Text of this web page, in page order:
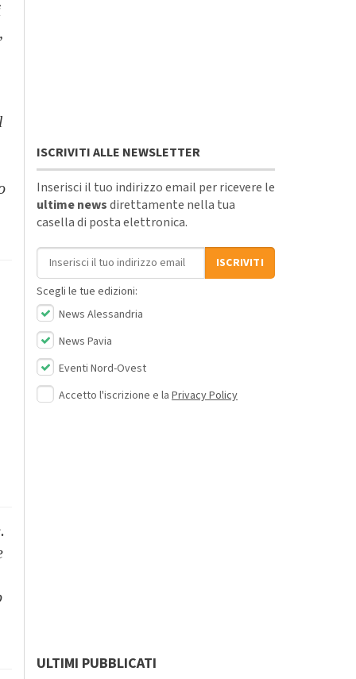
ISCRIVITI ALLE NEWSLETTER
Inserisci il tuo indirizzo email per ricevere le
ultime newsdirettamente nella tua
casella di posta elettronica.
Indirizzo email
ISCRIVITI
Scegli le tue edizioni:
News Alessandria
News Pavia
Eventi Nord-Ovest
Accetto l'iscrizione e la Privacy Policy
ULTIMI PUBBLICATI